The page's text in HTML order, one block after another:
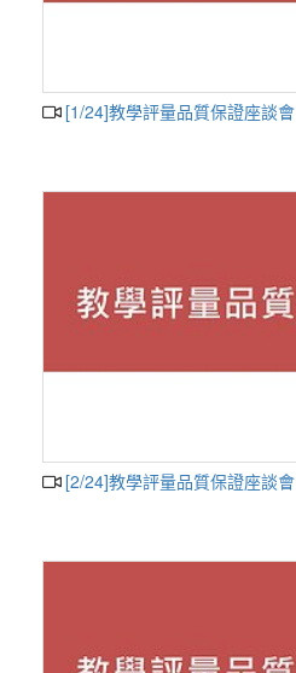
[1/24]教學評量品質保證座談會
[2/24]教學評量品質保證座談會